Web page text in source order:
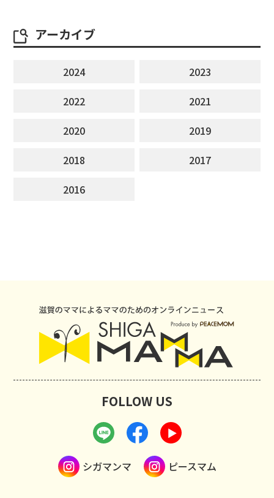
アーカイブ
2024
2023
2022
2021
2020
2019
2018
2017
2016
FOLLOW US
シガマンマ ピースマム